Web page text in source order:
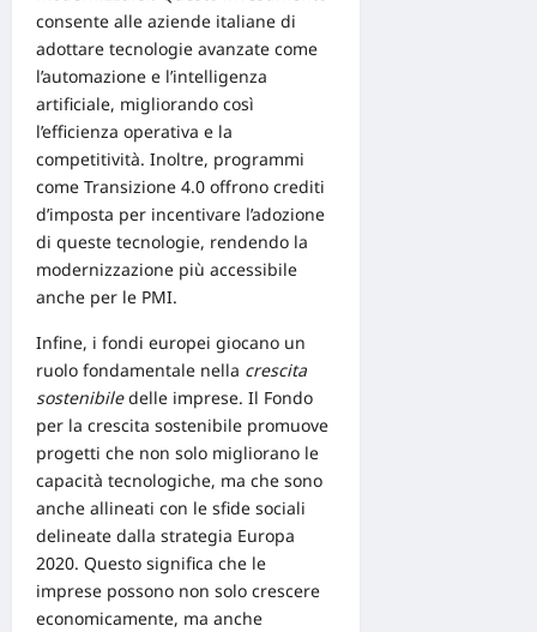
consente alle aziende italiane di
adottare tecnologie avanzate come
l’automazione e l’intelligenza
artificiale, migliorando così
l’efficienza operativa e la
competitività. Inoltre, programmi
come Transizione 4.0 offrono crediti
d’imposta per incentivare l’adozione
di queste tecnologie, rendendo la
modernizzazione più accessibile
anche per le PMI.
Infine, i fondi europei giocano un
ruolo fondamentale nella crescita
sostenibiledelle imprese. Il Fondo
per la crescita sostenibile promuove
progetti che non solo migliorano le
capacità tecnologiche, ma che sono
anche allineati con le sfide sociali
delineate dalla strategia Europa
2020. Questo significa che le
imprese possono non solo crescere
economicamente, ma anche